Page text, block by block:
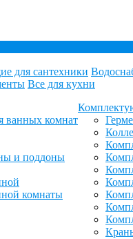
для сантехники
Все для кухни
ванных комнат
и поддоны
комнаты